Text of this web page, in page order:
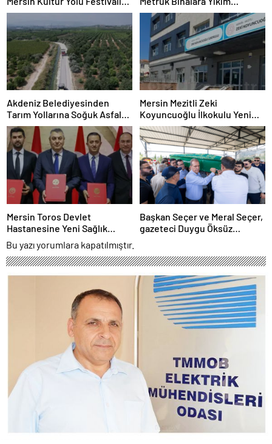
Önerisi
Operasyonu
Akdeniz Belediyesinden
Tarım Yollarına Soğuk Asfalt
Hamlesi
Mersin Mezitli Zeki
Koyuncuoğlu İlkokulu Yeni
Binasına Kavuşuyor
Mersin Toros Devlet
Hastanesine Yeni Sağlık
Üniteleri Kuruluyor
Başkan Seçer ve Meral Seçer,
gazeteci Duygu Öksüz
Bu yazı yorumlara kapatılmıştır.